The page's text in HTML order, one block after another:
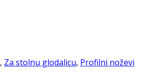
, Za stolnu glodalicu, Profilni noževi